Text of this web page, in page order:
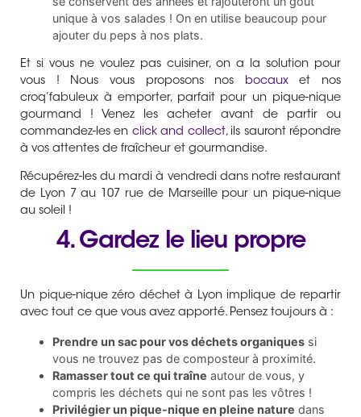
unique à vos salades ! On en utilise beaucoup pour
ajouter du peps à nos plats.
Et si vous ne voulez pas cuisiner, on a la solution pour
vous ! Nous vous proposons nos
bocauxet nos
croq’fabuleux à emporter, parfait pour un pique-nique
gourmand ! Venez les acheter avant de partir ou
commandez-les en click and collect, ils sauront répondre
à vos attentes de fraîcheur et gourmandise.
Récupérez-les du mardi à vendredi dans notre restaurant
de Lyon 7 au 107 rue de Marseille pour un pique-nique
au soleil !
4. Gardez le lieu propre
Un pique-nique zéro déchet à Lyon implique de repartir
avec tout ce que vous avez apporté. Pensez toujours à :
Prendre un sac pour vos déchets organiques si
vous ne trouvez pas de composteur à proximité.
Ramasser tout ce qui traîne autour de vous, y
compris les déchets qui ne sont pas les vôtres !
Privilégier un pique-nique en pleine nature dans